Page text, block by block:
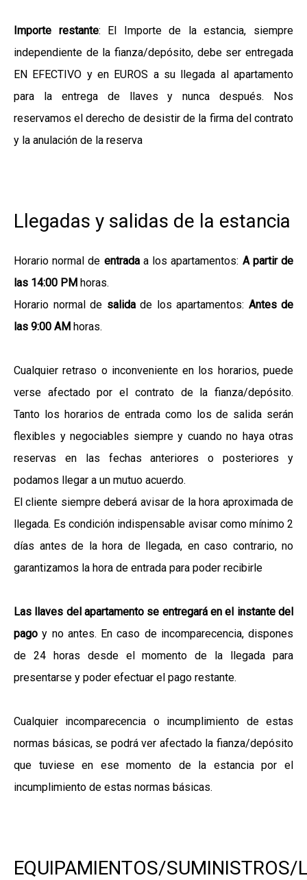
Importe restante: El Importe de la estancia, siempre
independiente de la fianza/depósito, debe ser entregada
EN EFECTIVO y en EUROS a su llegada al apartamento
para la entrega de llaves y nunca después. Nos
reservamos el derecho de desistir de la firma del contrato
y la anulación de la reserva
Llegadas y salidas de la estancia
Horario normal de entradaa los apartamentos: A partir de
las 14:00 PM horas.
Horario normal de salidade los apartamentos: Antes de
las 9:00 AM horas.
Cualquier retraso o inconveniente en los horarios, puede
verse afectado por el contrato de la fianza/depósito.
Tanto los horarios de entrada como los de salida serán
flexibles y negociables siempre y cuando no haya otras
reservas en las fechas anteriores o posteriores y
podamos llegar a un mutuo acuerdo.
El cliente siempre deberá avisar de la hora aproximada de
llegada. Es condición indispensable avisar como mínimo 2
días antes de la hora de llegada, en caso contrario, no
garantizamos la hora de entrada para poder recibirle
Las llaves del apartamento se entregará en el instante del
pago y no antes. En caso de incomparecencia, dispones
de 24 horas desde el momento de la llegada para
presentarse y poder efectuar el pago restante.
Cualquier incomparecencia o incumplimiento de estas
normas básicas, se podrá ver afectado la fianza/depósito
que tuviese en ese momento de la estancia por el
incumplimiento de estas normas básicas.
EQUIPAMIENTOS/SUMINISTROS/